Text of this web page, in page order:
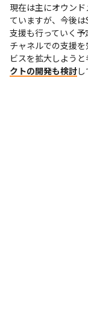
現在は主にオウン
ていますが、今後
支援も行っていく
チャネルでの支援
ビスを拡大しようと
クトの開発も検討